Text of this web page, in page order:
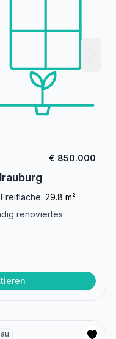
€ 850.000
Freifläche: 29.8 m²
renoviertes